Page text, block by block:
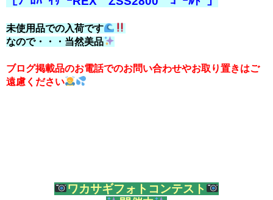
未使用品での入荷です
なので・・・当然美品
ブログ掲載品のお電話でのお問い合わせやお取り置きはご
遠慮ください
ワカサギフォトコンテスト